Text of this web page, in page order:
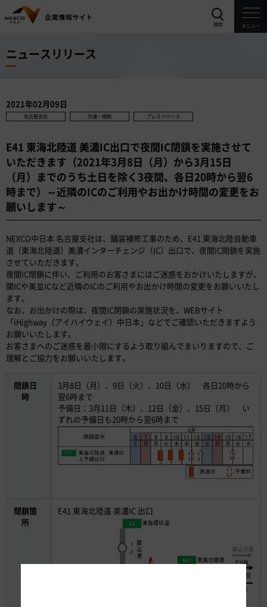
検索 メニュー
ニュースリリース
2021年02月09日
名古屋支社 交通・規制 プレスリリース
E41 東海北陸道 美濃IC出口で夜間IC閉鎖を実施させて
いただきます（2021年3月8日（月）から3月15日
（月）までのうち土日を除く3夜間、各日20時から翌6
時まで）～近隣のICのご利用やお出かけ時間の変更をお
願いします～
NEXCO中日本 名古屋支社は、舗装補修工事のため、E41 東海北陸自動車
道（東海北陸道）美濃インターチェンジ（IC）出口で、夜間IC閉鎖を実施
させていただきます。
夜間IC閉鎖に伴い、ご利用のお客さまにはご迷惑をおかけいたしますが、
関ICや美並ICなど近隣のICのご利用やお出かけ時間の変更をお願いいたし
ます。
なお、お出かけの際は、夜間IC閉鎖の実施状況を、WEBサイト
「iHighway（アイハイウェイ）中日本」などでご確認いただきますよう
お願いいたします。
お客さまへのご迷惑を最小限にするよう取り組んでまいりますので、ご
理解とご協力をお願いいたします。
閉鎖日
時
3月8日（月）、9日（火）、10日（水） 各日20時から
翌6時まで
予備日：3月11日（木）、12日（金）、15日（月） い
ずれの予備日も20時から翌6時まで
閉鎖箇
所
E41 東海北陸道 美濃IC 出口